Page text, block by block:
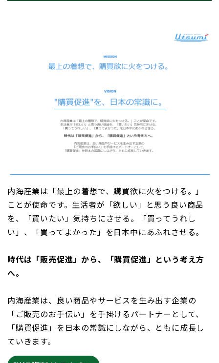
内海産業は「最上の着想で、購買欲に火をつける。」
ことが使命です。生活者が「欲しい」と思う良い商品
を、「買いたい」気持ちにさせる。「買ってうれし
い」、「買ってよかった」を日本中にあふれさせる。
時代は「販売促進」から、「購買促進」という考え方
へ。
内海産業は、良い商品やサービスを生み出す企業の
「ご販売のお手伝い」を手掛けるパートナーとして、
「購買促進」を日本の常識にしながら、ともに成長し
ていきます。